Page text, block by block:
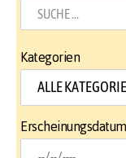
Kategorien